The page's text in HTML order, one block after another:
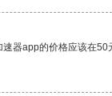
器app的价格应该在50